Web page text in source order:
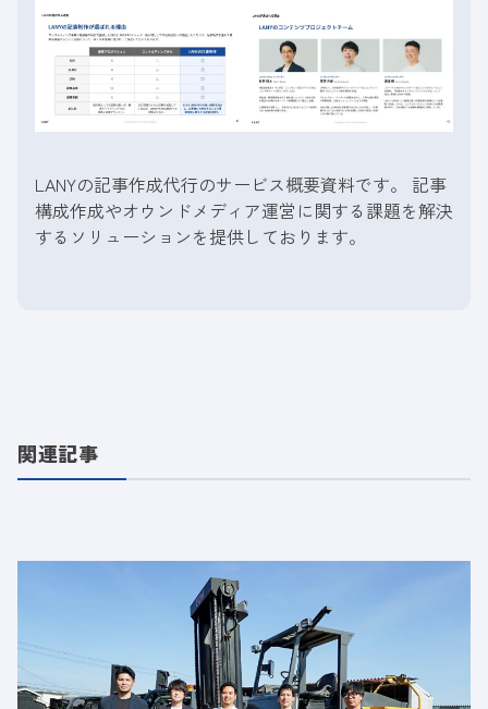
LANYの記事作成代行のサービス概要資料です。 記事
構成作成やオウンドメディア運営に関する課題を解決
するソリューションを提供しております。
関連記事